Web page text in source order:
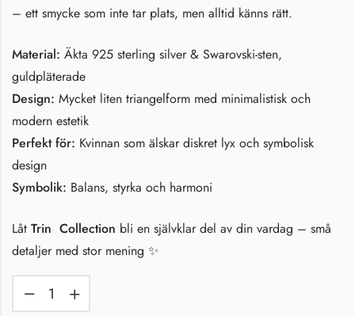
– ett smycke som inte tar plats, men alltid känns rätt.
Material: Äkta 925 sterling silver & Swarovski-sten,
guldpläterade
Design: Mycket liten triangelform med minimalistisk och
modern estetik
Perfekt för: Kvinnan som älskar diskret lyx och symbolisk
design
Symbolik: Balans, styrka och harmoni
Låt Trin Collection bli en självklar del av din vardag – små
detaljer med stor mening ✨